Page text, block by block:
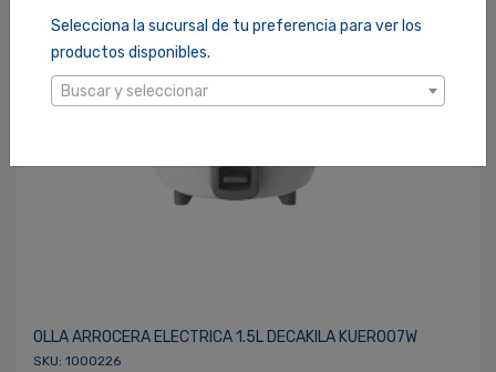
Selecciona la sucursal de tu preferencia para ver los
productos disponibles.
Buscar y seleccionar
OLLA ARROCERA ELECTRICA 1.5L DECAKILA KUER007W
SKU: 1000226